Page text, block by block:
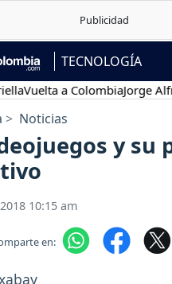
TECNOLOGÍA
a ColombiaJorge Alfredo
Noticias
y su
10:15 am
en: